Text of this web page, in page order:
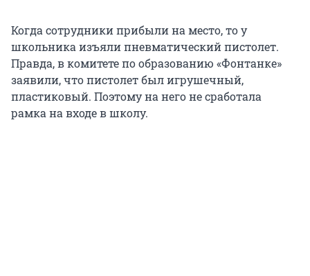
Когда сотрудники прибыли на место, то у
школьника изъяли пневматический пистолет.
Правда, в комитете по образованию «Фонтанке»
заявили, что пистолет был игрушечный,
пластиковый. Поэтому на него не сработала
рамка на входе в школу.